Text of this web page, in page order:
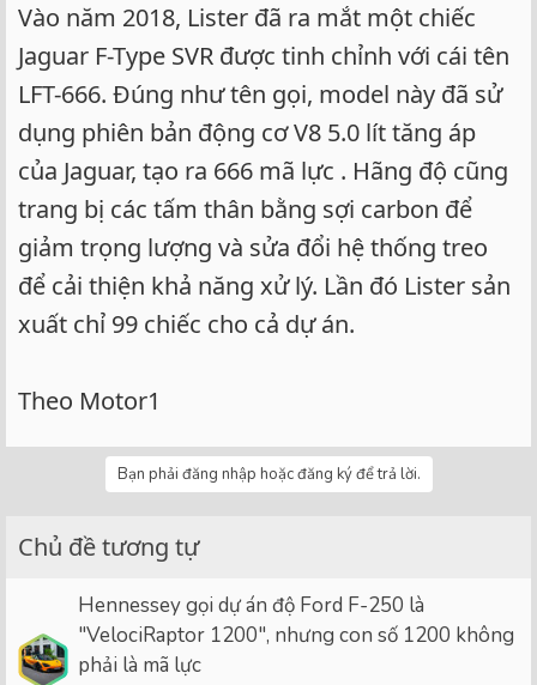
Vào năm 2018, Lister đã ra mắt một chiếc
Jaguar F-Type SVR được tinh chỉnh với cái tên
LFT-666. Đúng như tên gọi, model này đã sử
dụng phiên bản động cơ V8 5.0 lít tăng áp
của Jaguar, tạo ra 666 mã lực . Hãng độ cũng
trang bị các tấm thân bằng sợi carbon để
giảm trọng lượng và sửa đổi hệ thống treo
để cải thiện khả năng xử lý. Lần đó Lister sản
xuất chỉ 99 chiếc cho cả dự án.
Theo Motor1
Bạn phải đăng nhập hoặc đăng ký để trả lời.
Chủ đề tương tự
Hennessey gọi dự án độ Ford F-250 là
"VelociRaptor 1200", nhưng con số 1200 không
phải là mã lực